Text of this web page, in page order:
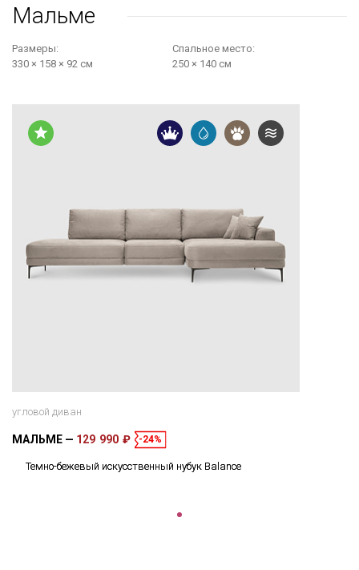
Мальме
Размеры:
330 × 158 × 92 см
Cпальное место:
250 × 140 см
угловой диван
МАЛЬМЕ 129 990 ₽ -24%
Темно-бежевый искусственный нубук Balance